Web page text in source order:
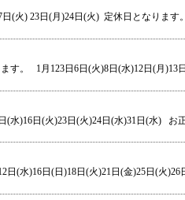
(火) 23日(月)24日(火) 定休日となります
す。 1月123日6日(火)8日(水)12日(月)13日
(水)16日(火)23日(火)24日(水)31日(水) お
日(水)16日(日)18日(火)21日(金)25日(火